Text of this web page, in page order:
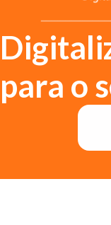
para o